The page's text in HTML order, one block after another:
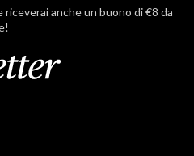
riceverai anche un buono di €8 da